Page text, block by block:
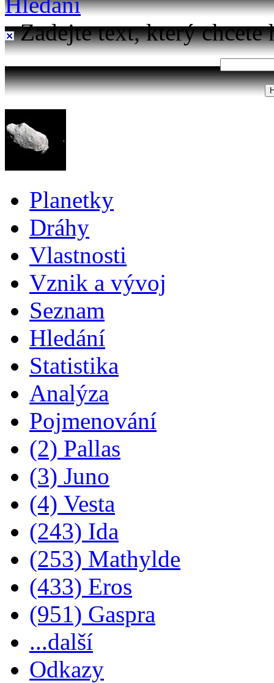
Zadejte text, který chcete
Planetky
Dráhy
Vlastnosti
Vznik a vývoj
Seznam
Hledání
Statistika
Analýza
Pojmenování
(2) Pallas
(3) Juno
(4) Vesta
(243) Ida
(253) Mathylde
(433) Eros
(951) Gaspra
...další
Odkazy